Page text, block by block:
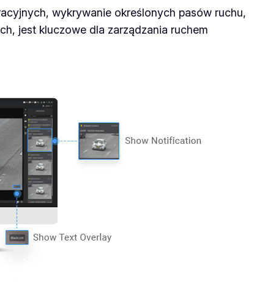
wykrywanie określonych pasów ruchu,
jest kluczowe dla zarządzania ruchem